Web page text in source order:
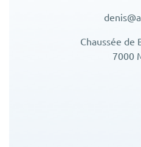
Chaussée de
7000